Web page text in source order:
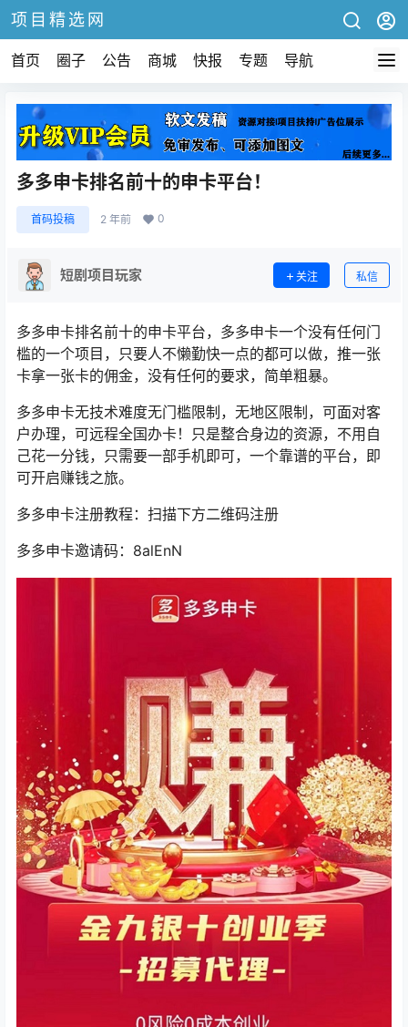
项目精选网
首页 圈子 公告 商城 快报 专题 导航
多多申卡排名前十的申卡平台！
首码投稿 2 年前 0
短剧项目玩家 关注 私信
多多申卡排名前十的申卡平台，多多申卡一个没有任何门
槛的一个项目，只要人不懒勤快一点的都可以做，推一张
卡拿一张卡的佣金，没有任何的要求，简单粗暴。
多多申卡无技术难度无门槛限制，无地区限制，可面对客
户办理，可远程全国办卡！只是整合身边的资源，不用自
己花一分钱，只需要一部手机即可，一个靠谱的平台，即
可开启赚钱之旅。
多多申卡注册教程：扫描下方二维码注册
多多申卡邀请码：8alEnN